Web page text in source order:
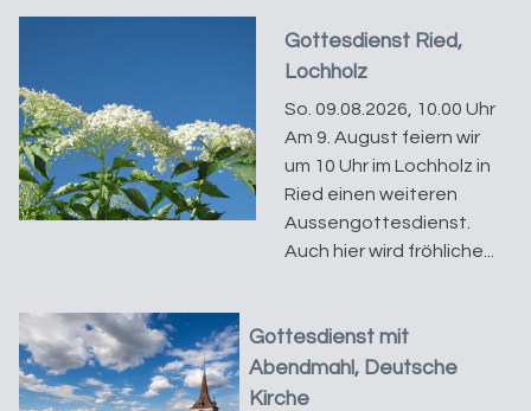
Gottesdienst Ried,
Lochholz
So. 09.08.2026, 10.00 Uhr
Am 9. August feiern wir
um 10 Uhr im Lochholz in
Ried einen weiteren
Aussengottesdienst.
Auch hier wird fröhliche...
Gottesdienst mit
Abendmahl, Deutsche
Kirche